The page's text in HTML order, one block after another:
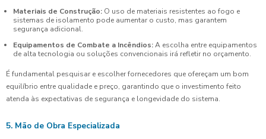
Materiais de Construção: O uso de materiais resistentes ao fogo e
sistemas de isolamento pode aumentar o custo, mas garantem
segurança adicional.
Equipamentos de Combate a Incêndios:A escolha entre equipamentos
de alta tecnologia ou soluções convencionais irá refletir no orçamento.
É fundamental pesquisar e escolher fornecedores que ofereçam um bom
equilíbrio entre qualidade e preço, garantindo que o investimento feito
atenda às expectativas de segurança e longevidade do sistema.
5. Mão de Obra Especializada